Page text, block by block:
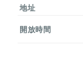
地址
開放時間